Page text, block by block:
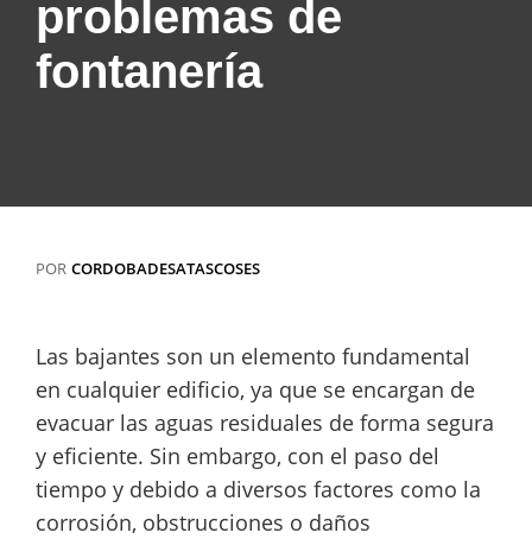
problemas de
fontanería
POR CORDOBADESATASCOSES
Las bajantes son un elemento fundamental
en cualquier edificio, ya que se encargan de
evacuar las aguas residuales de forma segura
y eficiente. Sin embargo, con el paso del
tiempo y debido a diversos factores como la
corrosión, obstrucciones o daños